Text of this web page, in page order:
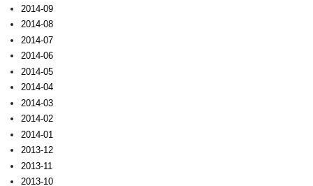
2014-09
2014-08
2014-07
2014-06
2014-05
2014-04
2014-03
2014-02
2014-01
2013-12
2013-11
2013-10